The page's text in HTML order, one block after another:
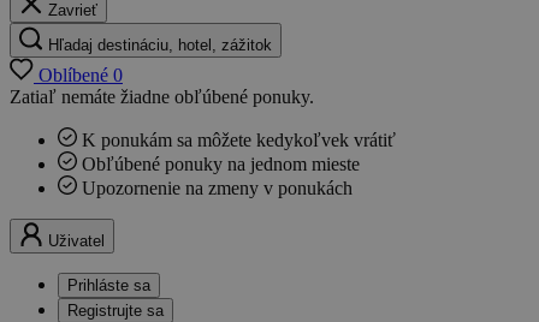
Zavrieť
Hľadaj destináciu, hotel, zážitok
Oblíbené 0
Zatiaľ nemáte žiadne obľúbené ponuky.
K ponukám sa môžete kedykoľvek vrátiť
Obľúbené ponuky na jednom mieste
Upozornenie na zmeny v ponukách
Uživatel
Prihláste sa
Registrujte sa